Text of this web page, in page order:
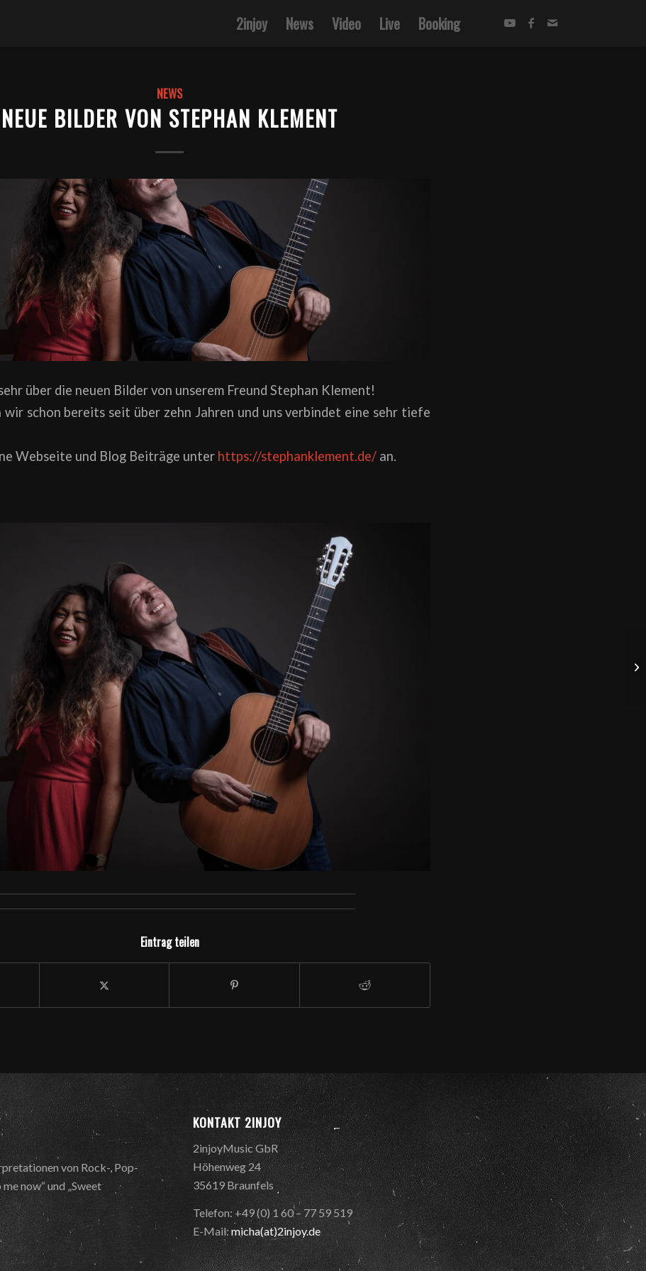
2injoy News Video Live Booking
NEWS
NEUE BILDER VON STEPHAN KLEMENT
über die neuen Bilder von unserem Freund Stephan Klement!
wir schon bereits seit über zehn Jahren und uns verbindet eine sehr tiefe
Webseite und Blog Beiträge unter https://stephanklement.de/ an.
Eintrag teilen
von Rock-, Pop-
now“ und „Sweet
KONTAKT 2INJOY
2injoyMusic GbR
Höhenweg 24
35619 Braunfels
Telefon: +49 (0) 1 60 – 77 59 519
E-Mail:micha(at)2injoy.de